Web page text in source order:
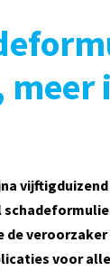
meer
veroorzaker
voor